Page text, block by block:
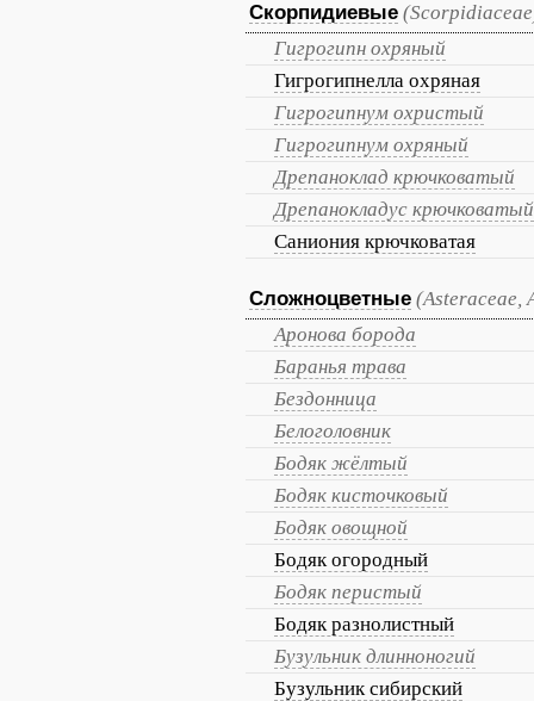
Скорпидиевые
Гигрогипн охряный
Гигрогипнелла охряная
Гигрогипнум охристый
Гигрогипнум охряный
Дрепаноклад крючковатый
Дрепанокладус крючковатый
Саниония крючковатая
Сложноцветные (Asteraceae,
Аронова борода
Баранья трава
Бездонница
Белоголовник
Бодяк жёлтый
Бодяк кисточковый
Бодяк овощной
Бодяк огородный
Бодяк перистый
Бодяк разнолистный
Бузульник длинноногий
Бузульник сибирский